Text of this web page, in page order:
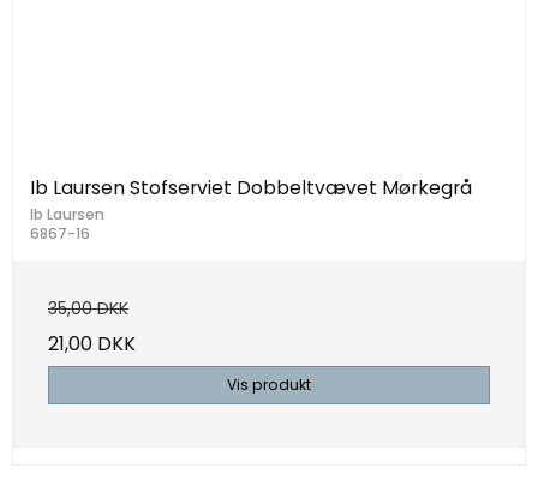
Ib Laursen Stofserviet Dobbeltvævet Mørkegrå
Ib Laursen
6867-16
35,00 DKK
21,00 DKK
Vis produkt